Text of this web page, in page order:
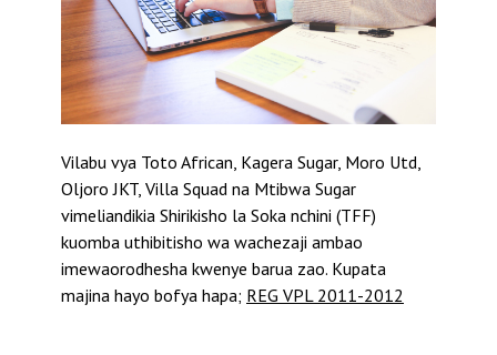
Vilabu vya Toto African, Kagera Sugar, Moro Utd,
Oljoro JKT, Villa Squad na Mtibwa Sugar
vimeliandikia Shirikisho la Soka nchini (TFF)
kuomba uthibitisho wa wachezaji ambao
imewaorodhesha kwenye barua zao. Kupata
majina hayo bofya hapa; REG VPL 2011-2012